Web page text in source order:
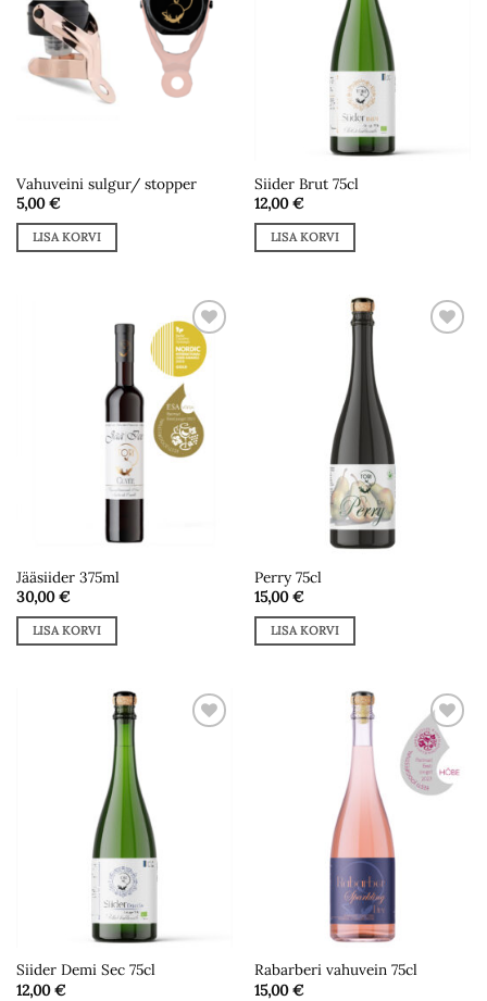
Vahuveini sulgur/ stopper
5,00€
LISA KORVI
Siider Brut 75cl
12,00€
LISA KORVI
Add to
wishlist
Jääsiider 375ml
30,00€
LISA KORVI
Perry 75cl
15,00€
LISA KORVI
Siider Demi Sec 75cl
12,00€
Add to
wishlist
Rabarberi vahuvein 75cl
15,00€